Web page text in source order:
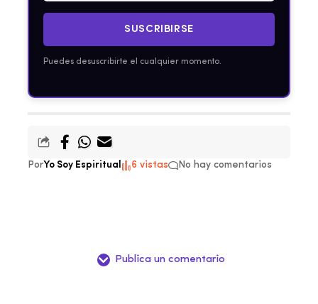
SUSCRIBIRSE
Puedes desuscribirte el cualquier momento.
PorYo Soy Espiritual 6 vistas No hay comentarios
Publica un comentario